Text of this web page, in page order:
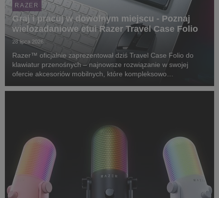
RAZER
Graj i pracuj w dowolnym miejscu - Poznaj
wielozadaniowe etui Razer Travel Case Folio
28 lipca 2026
Razer™ oficjalnie zaprezentował dziś Travel Case Folio do
klawiatur przenośnych – najnowsze rozwiązanie w swojej
ofercie akcesoriów mobilnych, które kompleksowo
tabletów i konsol przenośnych, a także bez problemu ...